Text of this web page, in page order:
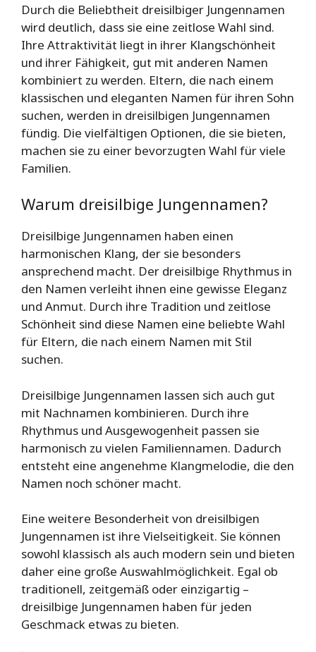
Durch die Beliebtheit dreisilbiger Jungennamen
wird deutlich, dass sie eine zeitlose Wahl sind.
Ihre Attraktivität liegt in ihrer Klangschönheit
und ihrer Fähigkeit, gut mit anderen Namen
kombiniert zu werden. Eltern, die nach einem
klassischen und eleganten Namen für ihren Sohn
suchen, werden in dreisilbigen Jungennamen
fündig. Die vielfältigen Optionen, die sie bieten,
machen sie zu einer bevorzugten Wahl für viele
Familien.
Warum dreisilbige Jungennamen?
Dreisilbige Jungennamen haben einen
harmonischen Klang, der sie besonders
ansprechend macht. Der dreisilbige Rhythmus in
den Namen verleiht ihnen eine gewisse Eleganz
und Anmut. Durch ihre Tradition und zeitlose
Schönheit sind diese Namen eine beliebte Wahl
für Eltern, die nach einem Namen mit Stil
suchen.
Dreisilbige Jungennamen lassen sich auch gut
mit Nachnamen kombinieren. Durch ihre
Rhythmus und Ausgewogenheit passen sie
harmonisch zu vielen Familiennamen. Dadurch
entsteht eine angenehme Klangmelodie, die den
Namen noch schöner macht.
Eine weitere Besonderheit von dreisilbigen
Jungennamen ist ihre Vielseitigkeit. Sie können
sowohl klassisch als auch modern sein und bieten
daher eine große Auswahlmöglichkeit. Egal ob
traditionell, zeitgemäß oder einzigartig –
dreisilbige Jungennamen haben für jeden
Geschmack etwas zu bieten.